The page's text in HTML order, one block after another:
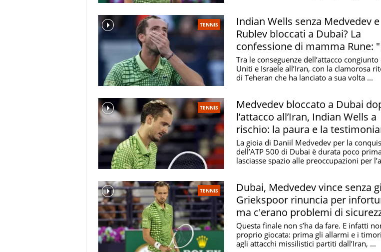
TENNIS
Indian Wells senza Medvedev e
Rublev bloccati a Dubai? La
confessione di mamma Rune:
terrorizzato"
Tra le conseguenze dell’attacco congiunto
Uniti e Israele all’Iran, con la clamorosa
di Teheran che ha lanciato a sua volta ...
TENNIS
Medvedev bloccato a Dubai
l’attacco all’Iran, Indian Wells a
rischio: la paura e la
Bublik
La gioia di Daniil Medvedev per la
dell’ATP 500 di Dubai è durata poco
lasciasse spazio alle preoccupazioni per
TENNIS
Dubai, Medvedev vince senza
Griekspoor rinuncia per
ma c'erano problemi di
Questa finale non s’ha da fare. E infatti
proprio giocata: prima gli allarmi e i
agli attacchi missilistici partiti dall’Iran, ...